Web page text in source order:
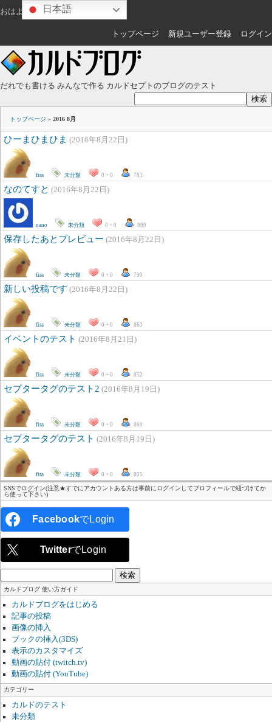
おはようございます さん
トップページ 新規ユーザー登録 ログイン
だれでも書ける みんなで作る カルドセプトのブログのテスト
トップページ » 2016 8月
ひーまひまひま (2016年8月22日)
fira 未分類 0 + 0 783
なのてすと (2016年8月22日)
nano 未分類 0 + 0 889
保存したあとプレビュー (2016年8月22日)
fira 未分類 0 + 0 790
新しい投稿です (2016年8月22日)
fira 未分類 0 + 0 863
イベントのテスト (2016年8月21日)
fira 未分類 0 + 0 852
セプタータグのテスト2 (2016年8月19日)
fira 未分類 0 + 0 860
セプタータグのテスト (2016年8月19日)
fira 未分類 0 + 0 805
SNSでログイン(注意★すでにアカウントある方は事前にログインしてプロフィールで紐づけてか
ら使って下さい)
FacebookでLogin
TwitterでLogin
索:
カルドブログ 使い方ガイド
カルドブログをはじめる
記事の投稿
画像の挿入
ブックの挿入(3DS)
表示のカスタマイズ
動画の貼付 (twitch.tv)
動画の貼付 (YouTube)
カテゴリー
カルドのテスト
未分類
日本語